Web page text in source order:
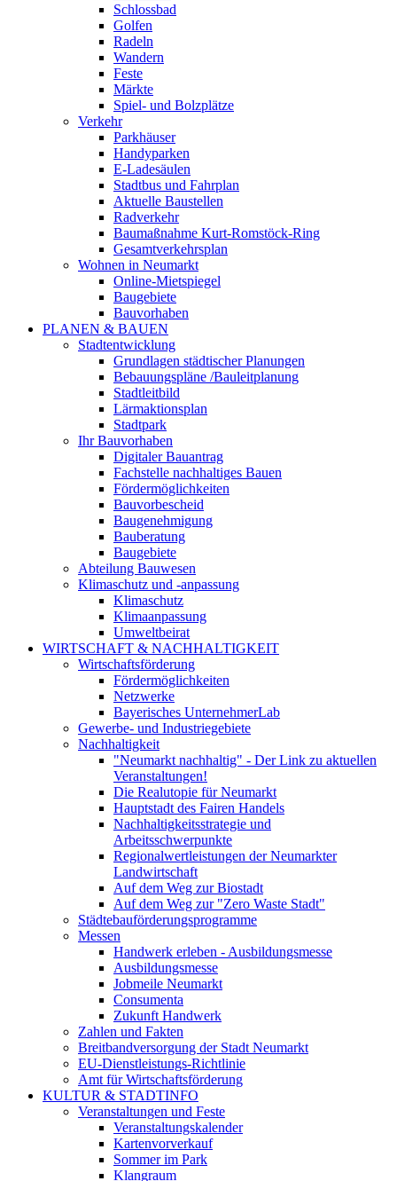
Schlossbad
Golfen
Radeln
Wandern
Feste
Märkte
Spiel- und Bolzplätze
Verkehr
Parkhäuser
Handyparken
E-Ladesäulen
Stadtbus und Fahrplan
Aktuelle Baustellen
Radverkehr
Baumaßnahme Kurt-Romstöck-Ring
Gesamtverkehrsplan
Wohnen in Neumarkt
Online-Mietspiegel
Baugebiete
Bauvorhaben
PLANEN & BAUEN
Stadtentwicklung
Grundlagen städtischer Planungen
Bebauungspläne /Bauleitplanung
Stadtleitbild
Lärmaktionsplan
Stadtpark
Ihr Bauvorhaben
Digitaler Bauantrag
Fachstelle nachhaltiges Bauen
Fördermöglichkeiten
Bauvorbescheid
Baugenehmigung
Bauberatung
Baugebiete
Abteilung Bauwesen
Klimaschutz und -anpassung
Klimaschutz
Klimaanpassung
Umweltbeirat
WIRTSCHAFT & NACHHALTIGKEIT
Wirtschaftsförderung
Fördermöglichkeiten
Netzwerke
Bayerisches UnternehmerLab
Gewerbe- und Industriegebiete
Nachhaltigkeit
"Neumarkt nachhaltig" - Der Link zu aktuellen
Veranstaltungen!
Die Realutopie für Neumarkt
Hauptstadt des Fairen Handels
Nachhaltigkeitsstrategie und
Arbeitsschwerpunkte
Regionalwertleistungen der Neumarkter
Landwirtschaft
Auf dem Weg zur Biostadt
Auf dem Weg zur "Zero Waste Stadt"
Städtebauförderungsprogramme
Messen
Handwerk erleben - Ausbildungsmesse
Ausbildungsmesse
Jobmeile Neumarkt
Consumenta
Zukunft Handwerk
Zahlen und Fakten
Breitbandversorgung der Stadt Neumarkt
EU-Dienstleistungs-Richtlinie
Amt für Wirtschaftsförderung
KULTUR & STADTINFO
Veranstaltungen und Feste
Veranstaltungskalender
Kartenvorverkauf
Sommer im Park
Klangraum